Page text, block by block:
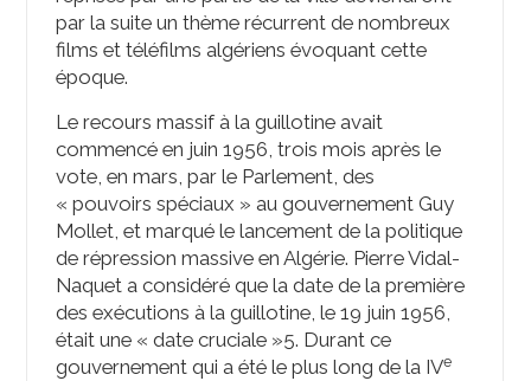
par la suite un thème récurrent de nombreux
films et téléfilms algériens évoquant cette
époque.
Le recours massif à la guillotine avait
commencé en juin 1956, trois mois après le
vote, en mars, par le Parlement, des
« pouvoirs spéciaux » au gouvernement Guy
Mollet, et marqué le lancement de la politique
de répression massive en Algérie. Pierre Vidal-
Naquet a considéré que la date de la première
des exécutions à la guillotine, le 19 juin 1956,
était une « date cruciale »5. Durant ce
gouvernement qui a été le plus long de la IVe